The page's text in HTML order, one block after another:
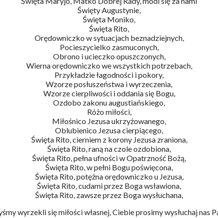
Święty Augustynie,
Święta Moniko,
Święta Rito,
Orędowniczko w sytuacjach beznadziejnych,
Pocieszycielko zasmuconych,
Obrono i ucieczko opuszczonych,
Wierna orędowniczko we wszystkich potrzebach,
Przykładzie łagodności i pokory,
Wzorze posłuszeństwa i wyrzeczenia,
Wzorze cierpliwości i oddania się Bogu,
Ozdobo zakonu augustiańskiego,
Różo miłości,
Miłośnico Jezusa ukrzyżowanego,
Oblubienico Jezusa cierpiącego,
Święta Rito, cierniem z korony Jezusa zraniona,
Święta Rito, raną na czole ozdobiona,
Święta Rito, pełna ufności w Opatrzność Bożą,
Święta Rito, w pełni Bogu poświęcona,
Święta Rito, potężna orędowniczko u Jezusa,
Święta Rito, cudami przez Boga wsławiona,
Święta Rito, zawsze przez Boga wysłuchana,
wyrzekli się miłości własnej, Ciebie prosimy wysłuchaj nas